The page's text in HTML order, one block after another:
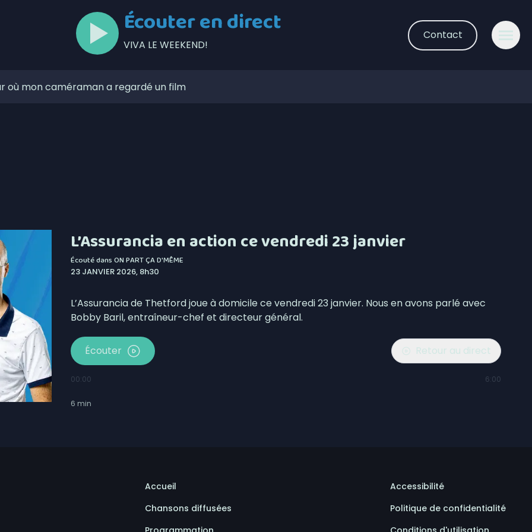
Écouter en direct
VIVA LE WEEKEND!
Contact
où mon caméraman a regardé un film
aises au mont Adstock, dès aujourd’hui
l’Unicanvas ce weekend
à Thetford au cours des prochains jours
les dépenses de Christine Fréchette
de l’Opération nationale concertée en sécurité
Frontenac au pas de campagne
L’Assurancia en action ce vendredi 23 janvier
Écouté dansON PART ÇA D'MÊME
23 JANVIER 2026, 8h30
L’Assurancia de Thetford joue à domicile ce vendredi 23 janvier. Nous en avons parlé avec
Bobby Baril, entraîneur-chef et directeur général.
Écouter Retour au direct
00:00 6:00
6 min
Accueil
Chansons diffusées
Accessibilité
Politique de confidentialité